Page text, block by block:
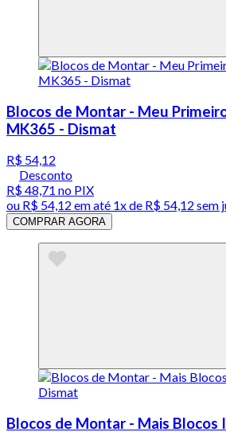
Blocos de Montar - Meu
MK365 - Dismat
R$ 54,12
Desconto
R$ 48,71 no PIX
ou R$ 54,12 em até 1x de R$ 54,12 sem
COMPRAR AGORA
Blocos de Montar - Mais Blocos